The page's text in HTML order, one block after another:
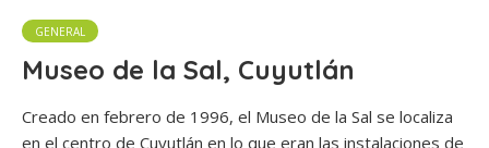
GENERAL
Museo de la Sal, Cuyutlán
Creado en febrero de 1996, el Museo de la Sal se localiza
en el centro de Cuyutlán en lo que eran las instalaciones de